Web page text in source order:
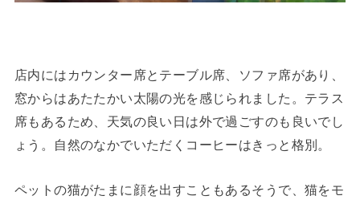
店内にはカウンター席とテーブル席、ソファ席があり、
窓からはあたたかい太陽の光を感じられました。テラス
席もあるため、天気の良い日は外で過ごすのも良いでし
ょう。自然のなかでいただくコーヒーはきっと格別。
ペットの猫がたまに顔を出すこともあるそうで、猫をモ